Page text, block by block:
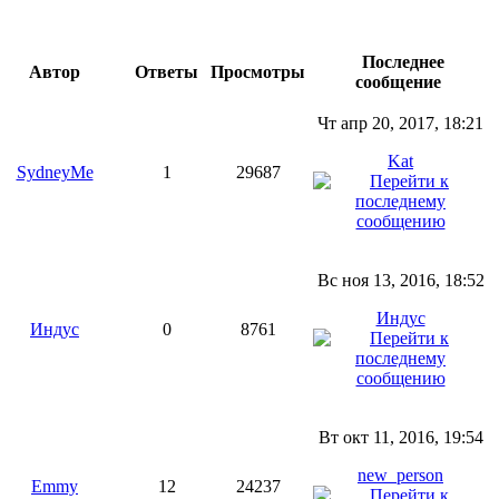
Автор Ответы Просмотры
Последнее
сообщение
SydneyMe 1 29687
Чт апр 20, 2017, 18:21
Kat
Индус 0 8761
Вс ноя 13, 2016, 18:52
Индус
Emmy 12 24237
Вт окт 11, 2016, 19:54
new_person